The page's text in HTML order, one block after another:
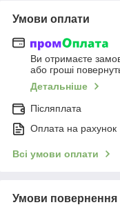
Умови оплати
Ви отримаєте
або гроші
Детальніше
Післяплата
Оплата на рахунок
Всі умови оплати
Умови повернення